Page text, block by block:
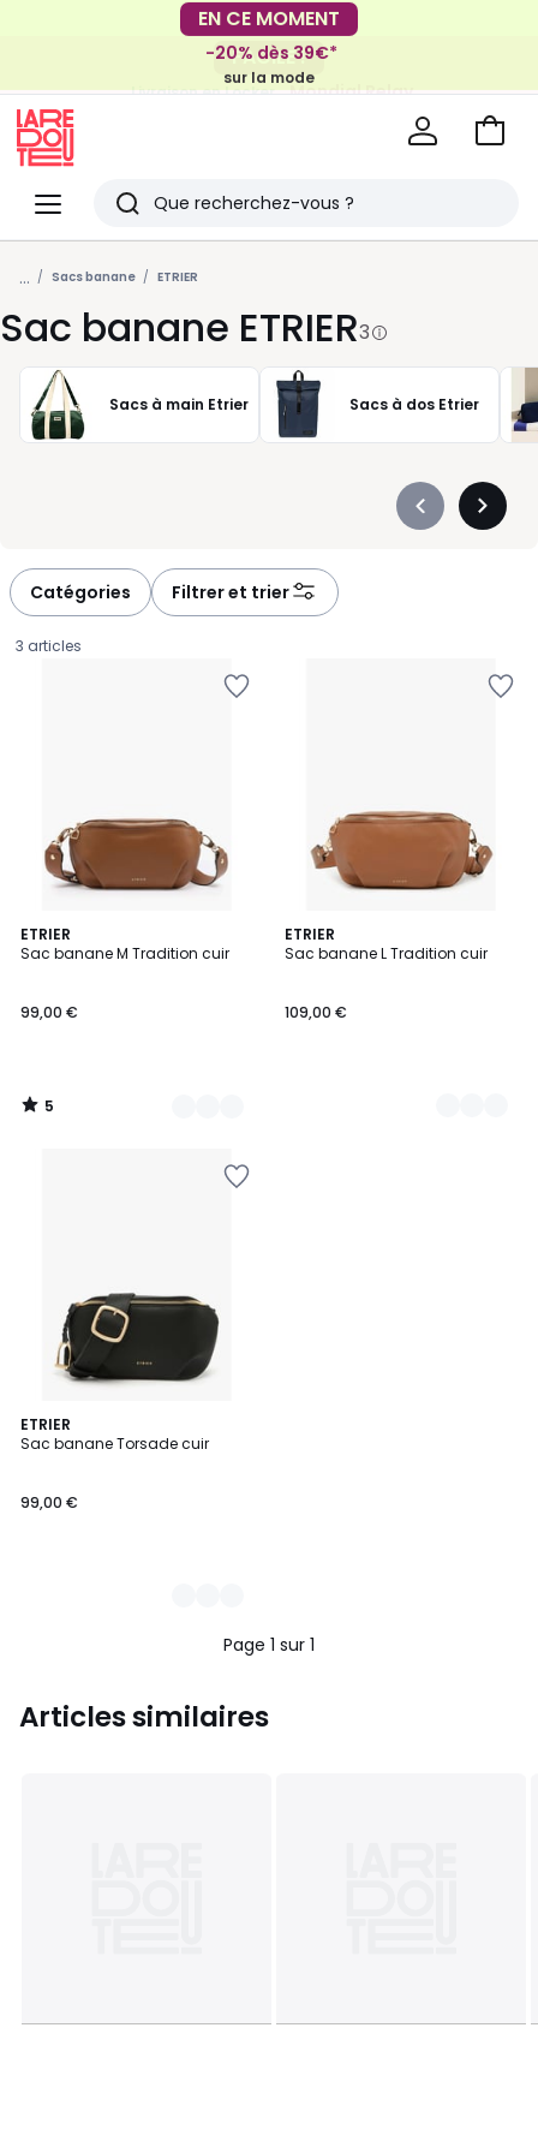
EN CE MOMENT
-20% dès 39€*
sur la mode
FACILE !
Livraison en Locker Mondial Relay
Menu
Redoute
Rechercher
Derniers
articles
vus
Voir
... Sacs banane ETRIER
Sac banane ETRIER3
Sacs à main Etrier Sacs à dos Etrier
Précédent
Catégories Filtrer et trier
3 articles
ETRIER
Sac banane M Tradition cuir
€.
99,00 €
5
/
7
Couleurs
5
/
ETRIER
Sac banane L Tradition cuir
109,00 €
4
Couleurs
ETRIER
Sac banane Torsade cuir
99,00 €
4
Couleurs
Page 1 sur 1
Articles similaires